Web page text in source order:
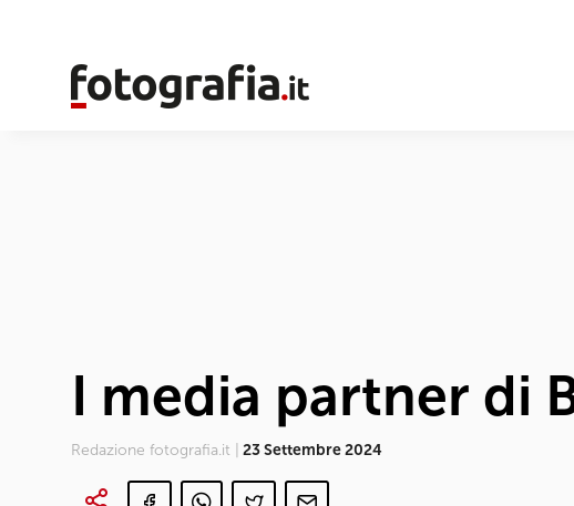
I media partner di
Redazione fotografia.it | 23 Settembre 2024